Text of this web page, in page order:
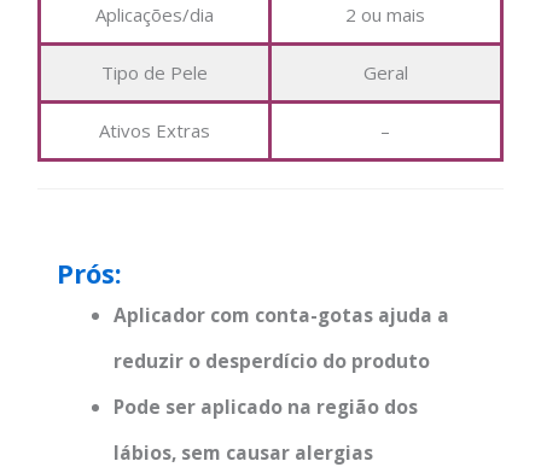
Aplicações/dia 2 ou mais
Tipo de Pele Geral
Ativos Extras –
Prós:
Aplicador com conta-gotas ajuda a
reduzir o desperdício do produto
Pode ser aplicado na região dos
lábios, sem causar alergias